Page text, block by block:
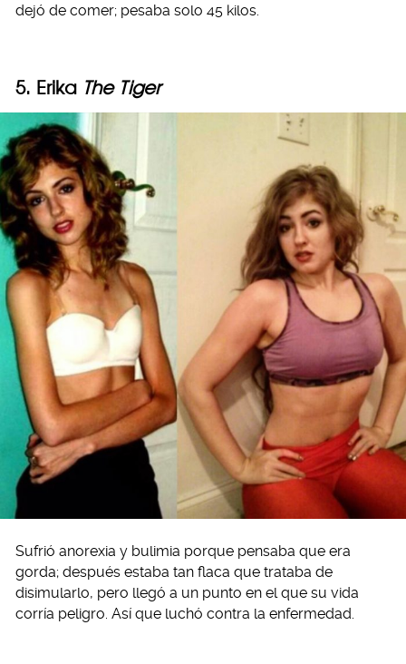
dejó de comer; pesaba solo 45 kilos.
5. Erika The Tiger
Sufrió anorexia y bulimia porque pensaba que era
gorda; después estaba tan flaca que trataba de
disimularlo, pero llegó a un punto en el que su vida
corría peligro. Así que luchó contra la enfermedad.